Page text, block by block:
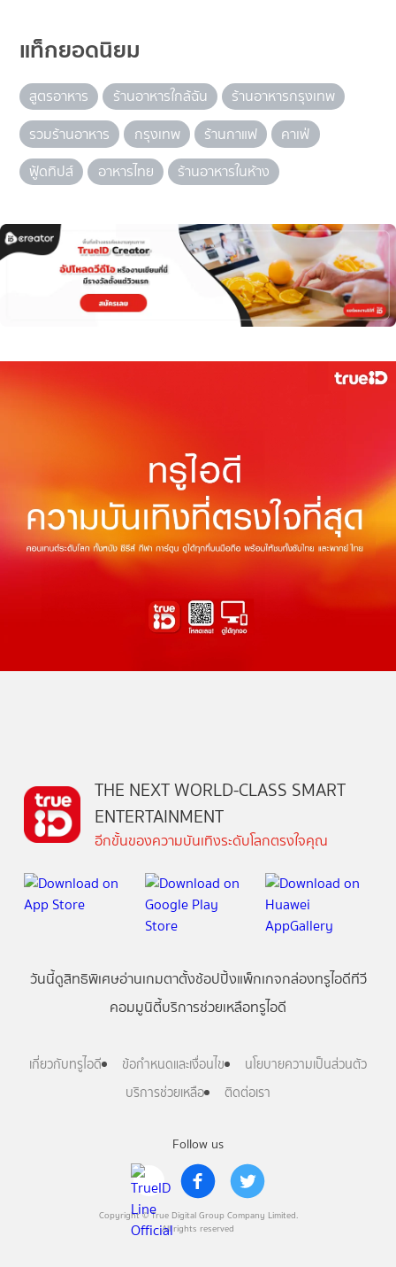
แท็กยอดนิยม
สูตรอาหาร ร้านอาหารใกล้ฉัน
ร้านอาหารกรุงเทพ
รวมร้านอาหาร
กรุงเทพ ร้านกาแฟ
คาเฟ่
ฟู้ดทิปส์
อาหารไทย ร้านอาหารในห้าง
Follow us
Copyright © True Digital Group Company Limited.
All rights reserved
THE NEXT WORLD-CLASS SMART
ENTERTAINMENT
อีกขั้นของความบันเทิงระดับโลกตรงใจคุณ
วันนี้ดูสิทธิพิเศษอ่านเกมตาตั้งช้อปปิ้งแพ็กเกจกล่องทรูไอดีทีวี
คอมมูนิตี้บริการช่วยเหลือทรูไอดี
เกี่ยวกับทรูไอดี ข้อกำหนดและเงื่อนไข
นโยบายความเป็นส่วนตัว
บริการช่วยเหลือ
ติดต่อเรา